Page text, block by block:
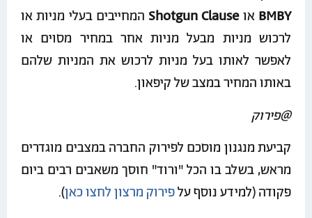
BMBY אוShotgun Clause המחייבים בעלי מניות או
לרכוש מניות מבעל מניות אחר במחיר מסוים או
לאפשר לאותו בעל מניות לרכוש את המניות שלהם
באותו המחיר במצב של קיפאון.
@פירוק
קביעת מנגנון מוסכם לפירוק החברה במצבים מוגדרים
מראש, בשלב בו הכל "ורוד" חוסך משאבים רבים ביום
פקודה (למידע נוסף עלפירוק מרצון לחצו כאן).